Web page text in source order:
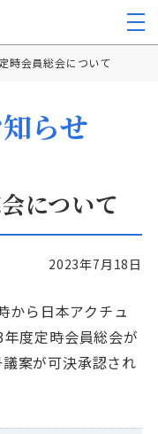
時会員総会について
らせ
について
2023年7月18日
から日本アクチュ
度定時会員総会が
案が可決承認され